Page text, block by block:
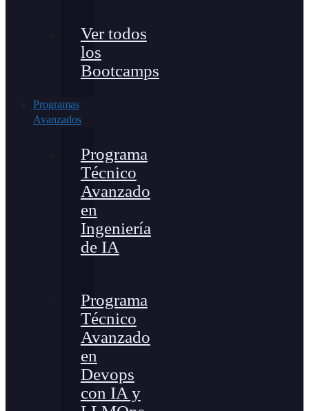
Ver todos
los
Bootcamps
Programas
Avanzados
Programa
Técnico
Avanzado
en
Ingeniería
de IA
Programa
Técnico
Avanzado
en
Devops
con IA y